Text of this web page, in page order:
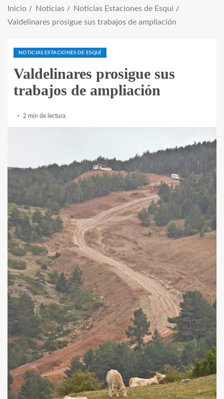
Inicio Noticias
Noticias Estaciones de Esquí
Valdelinares prosigue sus trabajos de ampliación
NOTICIAS ESTACIONES DE ESQUÍ
Valdelinares prosigue sus
trabajos de ampliación
2 min de lectura